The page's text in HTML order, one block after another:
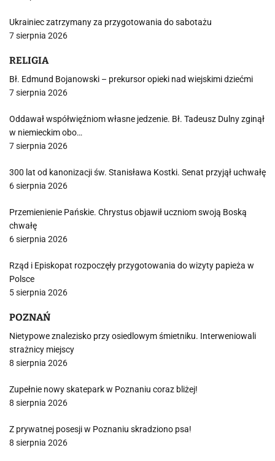
Ukrainiec zatrzymany za przygotowania do sabotażu
7 sierpnia 2026
RELIGIA
Bł. Edmund Bojanowski – prekursor opieki nad wiejskimi dziećmi
7 sierpnia 2026
Oddawał współwięźniom własne jedzenie. Bł. Tadeusz Dulny zginął
w niemieckim obo…
7 sierpnia 2026
300 lat od kanonizacji św. Stanisława Kostki. Senat przyjął uchwałę
6 sierpnia 2026
Przemienienie Pańskie. Chrystus objawił uczniom swoją Boską
chwałę
6 sierpnia 2026
Rząd i Episkopat rozpoczęły przygotowania do wizyty papieża w
Polsce
5 sierpnia 2026
POZNAŃ
Nietypowe znalezisko przy osiedlowym śmietniku. Interweniowali
strażnicy miejscy
8 sierpnia 2026
Zupełnie nowy skatepark w Poznaniu coraz bliżej!
8 sierpnia 2026
Z prywatnej posesji w Poznaniu skradziono psa!
8 sierpnia 2026